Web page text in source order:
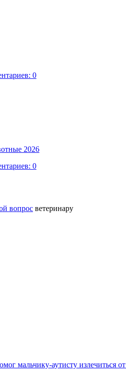
0
2026
0
вопрос ветеринару
мальчику-аутисту излечиться